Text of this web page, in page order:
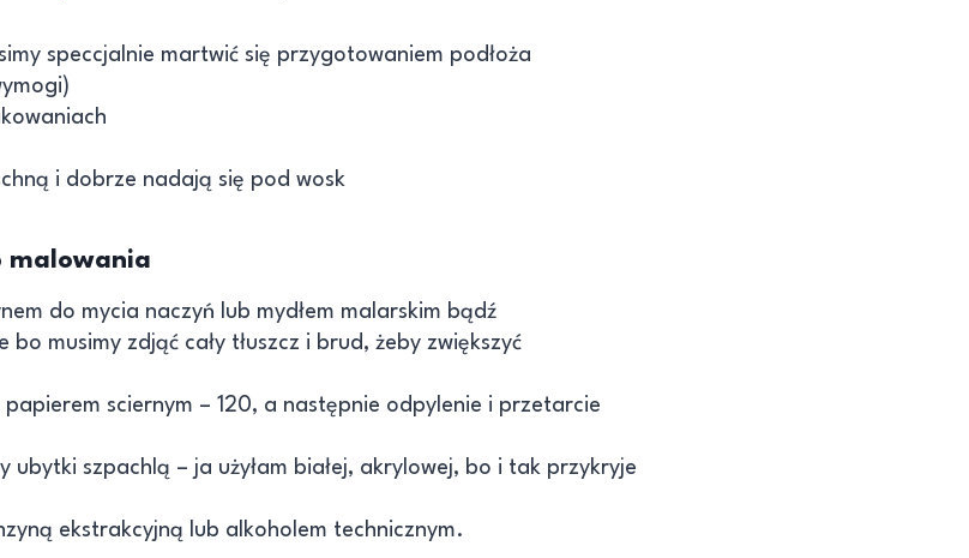
speccjalnie martwić się przygotowaniem podłoża
i dobrze nadają się pod wosk
malowania
do mycia naczyń lub mydłem malarskim bądź
bo musimy zdjąć cały tłuszcz i brud, żeby zwiększyć
sciernym – 120, a następnie odpylenie i przetarcie
ubytki szpachlą – ja użyłam białej, akrylowej, bo i tak przykryje
ekstrakcyjną lub alkoholem technicznym.